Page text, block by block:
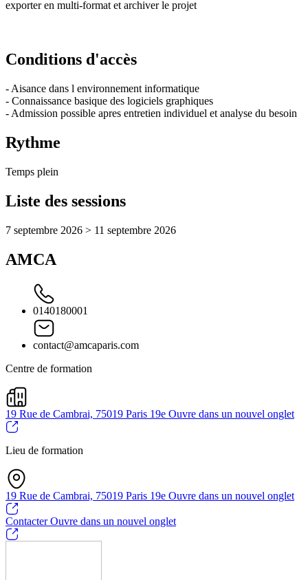
exporter en multi-format et archiver le projet
Conditions d'accès
- Aisance dans l environnement informatique
- Connaissance basique des logiciels graphiques
- Admission possible apres entretien individuel et analyse du besoin
Rythme
Temps plein
Liste des sessions
7 septembre 2026 > 11 septembre 2026
AMCA
0140180001
contact@amcaparis.com
Centre de formation
19 Rue de Cambrai, 75019 Paris 19e Ouvre dans un nouvel onglet
Lieu de formation
19 Rue de Cambrai, 75019 Paris 19e Ouvre dans un nouvel onglet
ContacterOuvre dans un nouvel onglet